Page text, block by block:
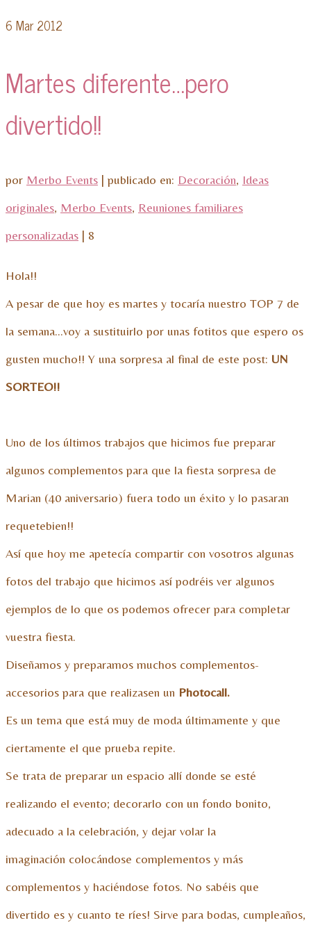
6 Mar 2012
Martes diferente…pero
divertido!!
por Merbo Events | publicado en: Decoración, Ideas
originales, Merbo Events, Reuniones familiares
personalizadas | 8
Hola!!
A pesar de que hoy es martes y tocaría nuestro TOP 7 de
la semana…voy a sustituirlo por unas fotitos que espero os
gusten mucho!! Y una sorpresa al final de este post: UN
SORTEO!!
Uno de los últimos trabajos que hicimos fue preparar
algunos complementos para que la fiesta sorpresa de
Marian (40 aniversario) fuera todo un éxito y lo pasaran
requetebien!!
Así que hoy me apetecía compartir con vosotros algunas
fotos del trabajo que hicimos así podréis ver algunos
ejemplos de lo que os podemos ofrecer para completar
vuestra fiesta.
Diseñamos y preparamos muchos complementos-
accesorios para que realizasen un Photocall.
Es un tema que está muy de moda últimamente y que
ciertamente el que prueba repite.
Se trata de preparar un espacio allí donde se esté
realizando el evento; decorarlo con un fondo bonito,
adecuado a la celebración, y dejar volar la
imaginación colocándose complementos y más
complementos y haciéndose fotos. No sabéis que
divertido es y cuanto te ríes! Sirve para bodas, cumpleaños,